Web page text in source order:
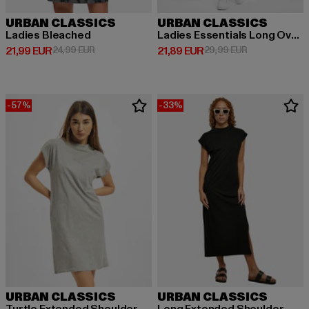
URBAN CLASSICS
Ladies Bleached
21,99 EUR
Derzeitiger Preis: 21,99 EUR
24,99 EURAktionspreis: 24,99 EUR
URBAN CLASSICS
Ladies Essentials Long Oversized Tee
21,89 EUR
Derzeitiger Preis: 21,89 EUR
29,99 EURAktionspreis:
-57%
URBAN CLASSICS
-33%
URBAN CLASSICS